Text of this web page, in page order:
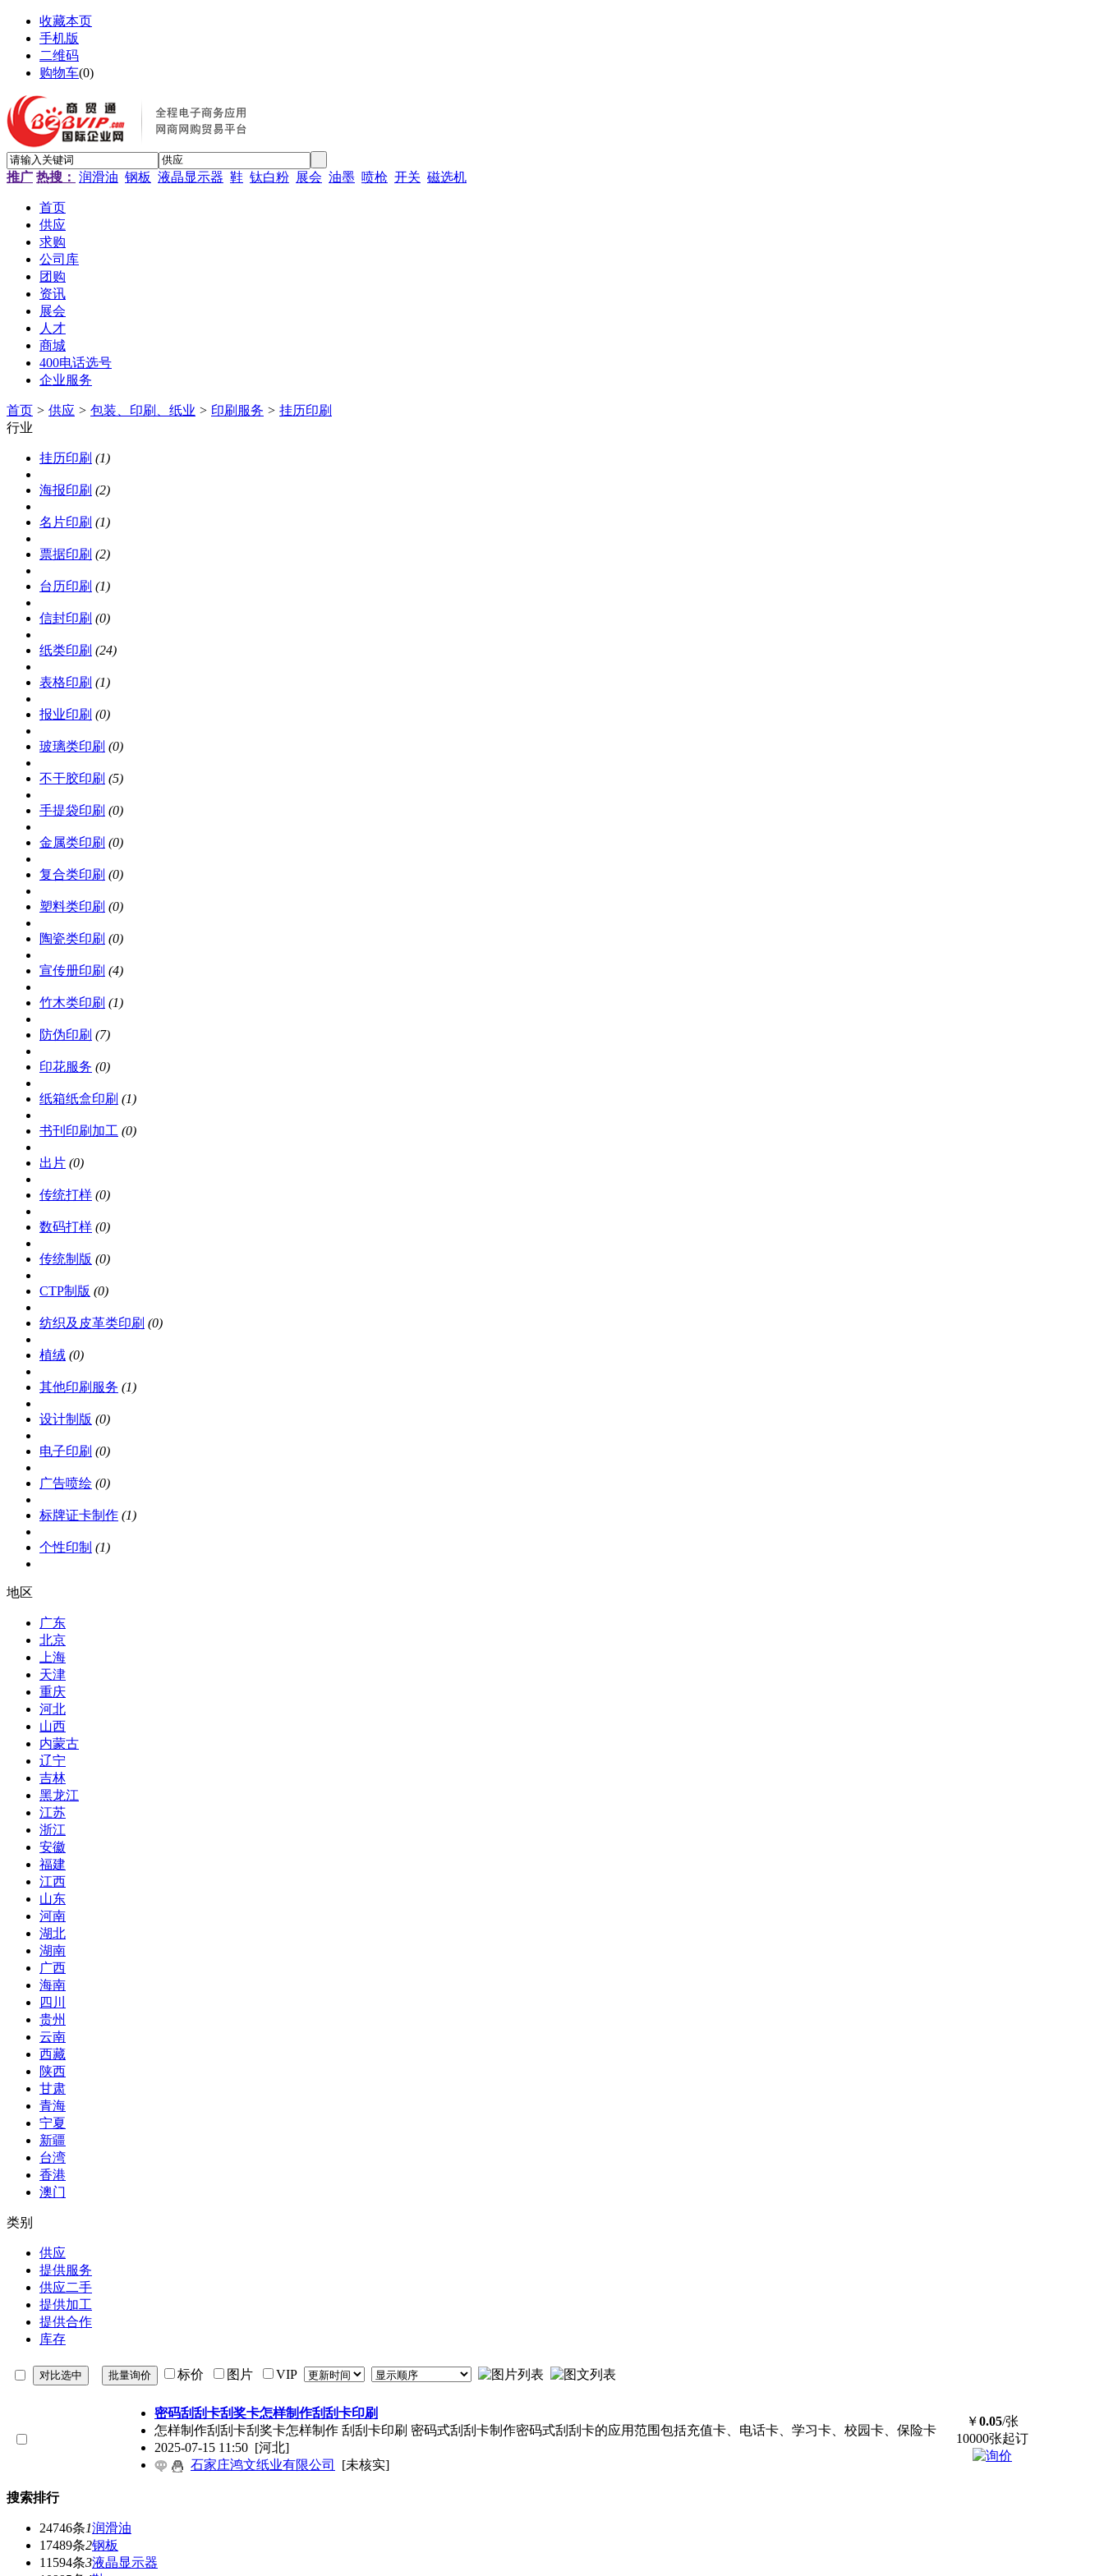
收藏本页
手机版
二维码
购物车(0)
推广 热搜： 润滑油 钢板 液晶显示器 鞋 钛白粉 展会 油墨 喷枪 开关 磁选机
首页
供应
求购
公司库
团购
资讯
展会
人才
商城
400电话选号
企业服务
首页 > 供应 > 包装、印刷、纸业 > 印刷服务 > 挂历印刷
行业
挂历印刷 (1)
海报印刷 (2)
名片印刷 (1)
票据印刷 (2)
台历印刷 (1)
信封印刷 (0)
纸类印刷 (24)
表格印刷 (1)
报业印刷 (0)
玻璃类印刷 (0)
不干胶印刷 (5)
手提袋印刷 (0)
金属类印刷 (0)
复合类印刷 (0)
塑料类印刷 (0)
陶瓷类印刷 (0)
宣传册印刷 (4)
竹木类印刷 (1)
防伪印刷 (7)
印花服务 (0)
纸箱纸盒印刷 (1)
书刊印刷加工 (0)
出片 (0)
传统打样 (0)
数码打样 (0)
传统制版 (0)
CTP制版 (0)
纺织及皮革类印刷 (0)
植绒 (0)
其他印刷服务 (1)
设计制版 (0)
电子印刷 (0)
广告喷绘 (0)
标牌证卡制作 (1)
个性印制 (1)
地区
广东
北京
上海
天津
重庆
河北
山西
内蒙古
辽宁
吉林
黑龙江
江苏
浙江
安徽
福建
江西
山东
河南
湖北
湖南
广西
海南
四川
贵州
云南
西藏
陕西
甘肃
青海
宁夏
新疆
台湾
香港
澳门
类别
供应
提供服务
供应二手
提供加工
提供合作
库存
标价 图片 VIP
密码刮刮卡刮奖卡怎样制作刮刮卡印刷
怎样制作刮刮卡刮奖卡怎样制作 刮刮卡印刷 密码式刮刮卡制作密码式刮刮卡的应用范围包括充值卡、电话卡、学习卡、校园卡、保险卡
2025-07-15 11:50 [河北]
石家庄鸿文纸业有限公司
[未核实]
￥0.05/张
10000张起订
搜索排行
24746条1润滑油
17489条2钢板
11594条3液晶显示器